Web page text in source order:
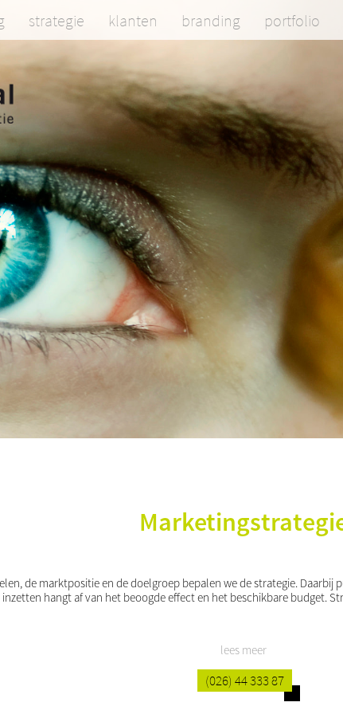
strategie klanten branding portfolio
de marktpositie en de doelgroep bepalen we de strategie.
hangt af van het beoogde effect en het beschikbare budget.
lees meer
(026) 44 333 87